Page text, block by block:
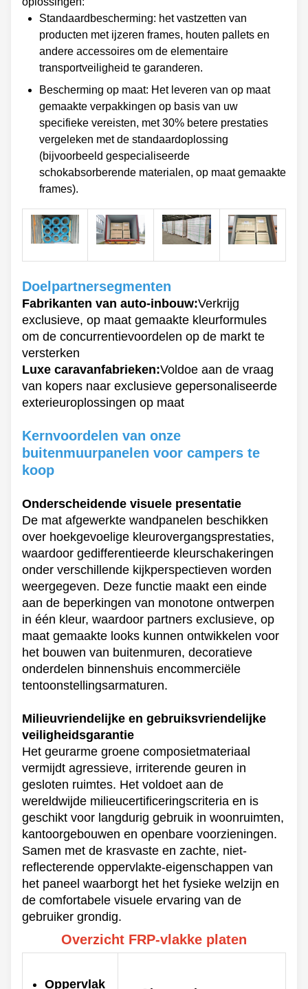
Standaardbescherming: het vastzetten van
producten met ijzeren frames, houten pallets en
andere accessoires om de elementaire
transportveiligheid te garanderen.
Bescherming op maat: Het leveren van op maat
gemaakte verpakkingen op basis van uw
specifieke vereisten, met 30% betere prestaties
vergeleken met de standaardoplossing
(bijvoorbeeld gespecialiseerde
schokabsorberende materialen, op maat gemaakte
frames).
Doelpartnersegmenten
Fabrikanten van auto-inbouw:Verkrijg
exclusieve, op maat gemaakte kleurformules
om de concurrentievoordelen op de markt te
versterken
Luxe caravanfabrieken:Voldoe aan de vraag
van kopers naar exclusieve gepersonaliseerde
exterieuroplossingen op maat
Kernvoordelen van onze
buitenmuurpanelen voor campers te
koop
Onderscheidende visuele presentatie
De mat afgewerkte wandpanelen beschikken
over hoekgevoelige kleurovergangsprestaties,
waardoor gedifferentieerde kleurschakeringen
onder verschillende kijkperspectieven worden
weergegeven. Deze functie maakt een einde
aan de beperkingen van monotone ontwerpen
in één kleur, waardoor partners exclusieve, op
maat gemaakte looks kunnen ontwikkelen voor
het bouwen van buitenmuren, decoratieve
onderdelen binnenshuis encommerciële
tentoonstellingsarmaturen.
Milieuvriendelijke en gebruiksvriendelijke
veiligheidsgarantie
Het geurarme groene composietmateriaal
vermijdt agressieve, irriterende geuren in
gesloten ruimtes. Het voldoet aan de
wereldwijde milieucertificeringscriteria en is
geschikt voor langdurig gebruik in woonruimten,
kantoorgebouwen en openbare voorzieningen.
Samen met de krasvaste en zachte, niet-
reflecterende oppervlakte-eigenschappen van
het paneel waarborgt het het fysieke welzijn en
de comfortabele visuele ervaring van de
gebruiker grondig.
Overzicht FRP-vlakke platen
Oppervlak